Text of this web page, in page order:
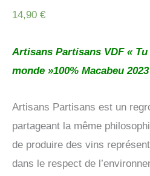
14,90 €
Artisans Partisans VDF «
monde »100% Macabeu 2023
Artisans Partisans est un
partageant la même
de produire des vins
dans le respect de